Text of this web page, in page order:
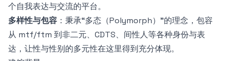
个自我表达与交流的平台。
多样性与包容 ：秉承“多态（Polymorph）”的理念，包容
从 mtf/ftm 到非二元、CDTS、间性人等各种身份与表
达，让性与性别的多元性在这里得到充分体现。